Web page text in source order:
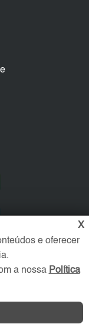
X
e oferecer
a nossa Política